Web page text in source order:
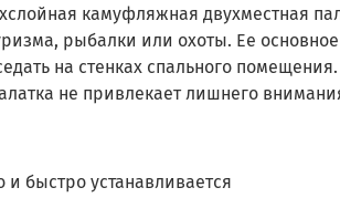
камуфляжная двухместная
рыбалки или охоты. Ее
на стенках спального
не привлекает лишнего
и быстро устанавливается